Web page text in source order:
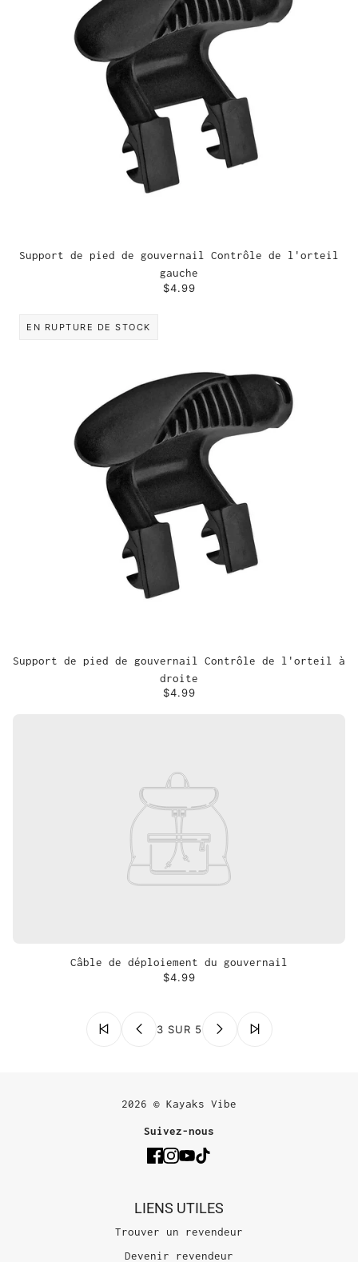
Support de pied de gouvernail Contrôle de l'orteil
gauche
$4.99
EN RUPTURE DE STOCK
Support de pied de gouvernail Contrôle de l'orteil à
droite
$4.99
Câble de déploiement du gouvernail
$4.99
3 SUR 5
2026 © Kayaks Vibe
Suivez-nous
LIENS UTILES
Trouver un revendeur
Devenir revendeur